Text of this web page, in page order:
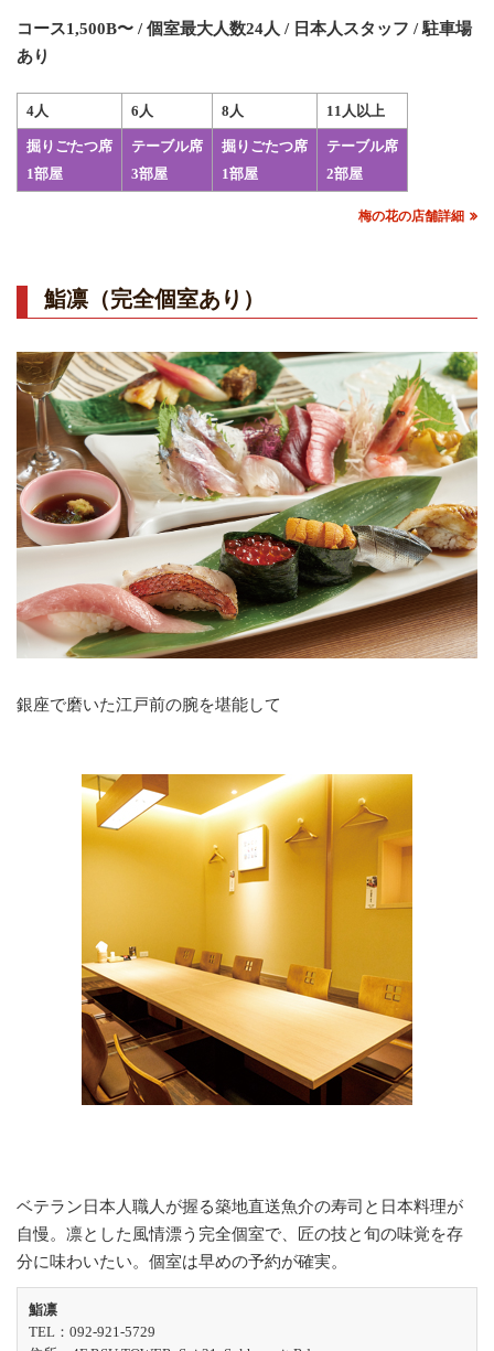
コース1,500B〜 / 個室最大人数24人 / 日本人スタッフ / 駐車場
あり
4人 6人 8人 11人以上
掘りごたつ席
1部屋
テーブル席
3部屋
掘りごたつ席
1部屋
テーブル席
2部屋
梅の花の店舗詳細
鮨凛（完全個室あり）
銀座で磨いた江戸前の腕を堪能して
ベテラン日本人職人が握る築地直送魚介の寿司と日本料理が
自慢。凛とした風情漂う完全個室で、匠の技と旬の味覚を存
分に味わいたい。個室は早めの予約が確実。
鮨凛
TEL：092-921-5729